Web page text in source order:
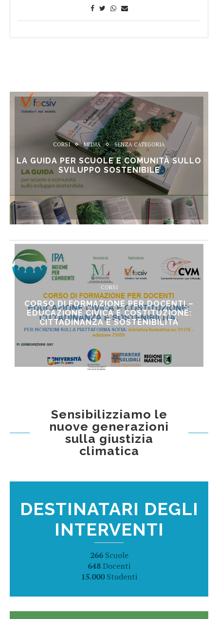
CORSI MEDIA SENZA CATEGORIA
LA GUIDA PER SCUOLE E COMUNITÀ SULLO
SVILUPPO SOSTENIBILE
CORSI
CORSO DI FORMAZIONE PER DOCENTI –
EDUCAZIONE CIVICA E COSTITUZIONE:
CITTADINANZA E SOSTENIBILITÁ
Sensibilizziamo le
nuove generazioni
sulla giustizia
climatica
DESTINATARI DEGLI
INTERVENTI
266Scuole
648 Docenti
15.000Studenti